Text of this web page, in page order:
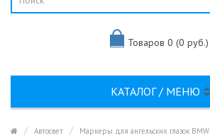
Товаров 0 (0 руб.)
КАТАЛОГ / МЕНЮ
Автосвет
Маркеры для ангельских глазок BMW